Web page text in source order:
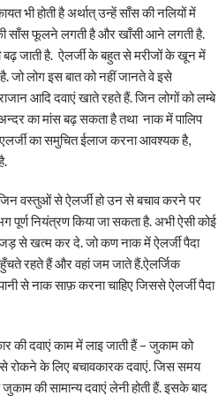
भी होती है अर्थात् उन्हें साँस की नलियों में
साँस फूलने लगती है और खाँसी आने लगती है.
जाती है. ऐलर्जी के बहुत से मरीजों के खून में
जो लोग इस बात को नहीं जानते वे इसे
आदि दवाएं खाते रहते हैं. जिन लोगों को लम्बे
का मांस बढ़ सकता है तथा नाक में पालिप
का समुचित ईलाज करना आवश्यक है,
जिन वस्तुओं से ऐलर्जी हो उन से बचाव करने पर
पूर्ण नियंत्रण किया जा सकता है. अभी ऐसी कोई
जड़ से खत्म कर दे. जो कण नाक में ऐलर्जी पैदा
रहते हैं और वहां जम जाते हैं.ऐलर्जिक
से नाक साफ़ करना चाहिए जिससे ऐलर्जी पैदा
की दवाएं काम में लाइ जाती हैं – जुकाम को
रोकने के लिए बचावकारक दवाएं. जिस समय
की सामान्य दवाएं लेनी होती हैं. इसके बाद